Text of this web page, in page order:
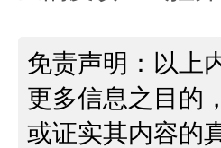
免责声明：以上
更多信息之目的
或证实其内容的